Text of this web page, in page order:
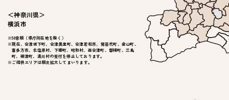
＜神奈川県＞
横浜市
※50音順（県庁所在地を除く）
※現在、会津坂下町、会津美里町、会津若松市、猪苗代町、金山町、
喜多方市、北塩原村、下郷町、昭和村、西会津町、磐梯町、三島
町、柳津町、湯川村の受付を停止しております。
※ご提供エリアは順次拡大してまいります。